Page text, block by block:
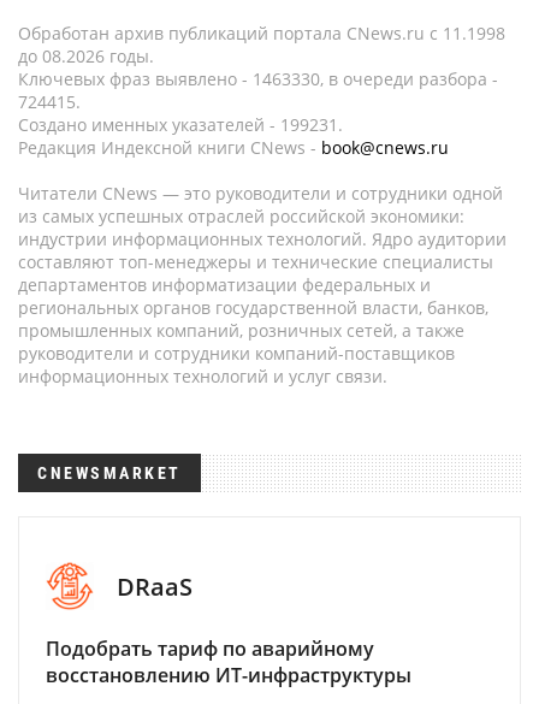
Обработан архив публикаций портала CNews.ru c 11.1998
до 08.2026 годы.
Ключевых фраз выявлено - 1463330, в очереди разбора -
724415.
Создано именных указателей - 199231.
Редакция Индексной книги CNews - book@cnews.ru
Читатели CNews — это руководители и сотрудники одной
из самых успешных отраслей российской экономики:
индустрии информационных технологий. Ядро аудитории
составляют топ-менеджеры и технические специалисты
департаментов информатизации федеральных и
региональных органов государственной власти, банков,
промышленных компаний, розничных сетей, а также
руководители и сотрудники компаний-поставщиков
информационных технологий и услуг связи.
CNEWSMARKET
DRaaS
Подобрать тариф по аварийному
восстановлению ИТ-инфраструктуры